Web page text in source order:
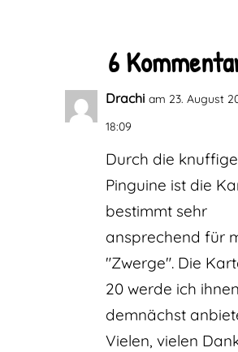
6
Drachi am 23. August
18:09
Durch die
Pinguine ist die
bestimmt sehr
ansprechend für
"Zwerge". Die
20 werde ich ihnen
demnächst
Vielen, vielen